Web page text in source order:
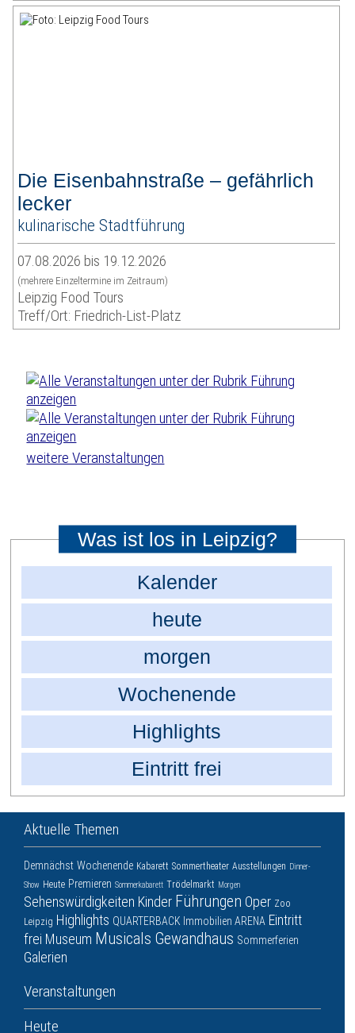
Die Eisenbahnstraße – gefährlich
lecker
kulinarische Stadtführung
07.08.2026 bis 19.12.2026
(mehrere Einzeltermine im Zeitraum)
Leipzig Food Tours
Treff/Ort: Friedrich-List-Platz
weitere Veranstaltungen
Was ist los in Leipzig?
Kalender
heute
morgen
Wochenende
Highlights
Eintritt frei
Aktuelle Themen
Demnächst Wochenende Kabarett Sommertheater Ausstellungen Dinner-
Show Heute Premieren Sommerkabarett Trödelmarkt Morgen
Sehenswürdigkeiten Kinder Führungen Oper Zoo
Leipzig Highlights QUARTERBACK Immobilien ARENA Eintritt
frei Museum Musicals Gewandhaus Sommerferien
Galerien
Veranstaltungen
Heute